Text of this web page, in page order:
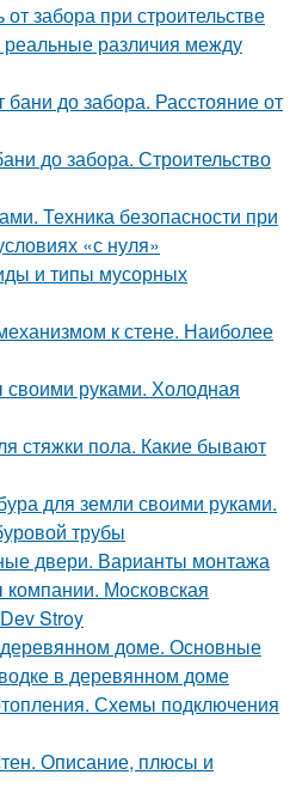
забора при строительстве
различия между
до забора. Расстояние от
до забора. Строительство
Техника безопасности при
«с нуля»
и типы мусорных
к стене. Наиболее
руками. Холодная
стяжки пола. Какие бывают
для земли своими руками.
трубы
двери. Варианты монтажа
Московская
Stroy
деревянном доме. Основные
в деревянном доме
Схемы подключения
Описание, плюсы и